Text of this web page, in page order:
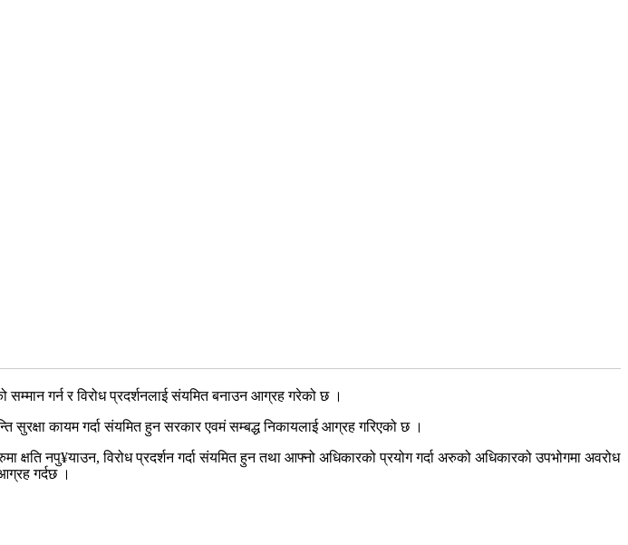
सम्मान गर्न र विरोध प्रदर्शनलाई संयमित बनाउन आग्रह गरेको छ ।
सुरक्षा कायम गर्दा संयमित हुन सरकार एवमं सम्बद्ध निकायलाई आग्रह गरिएको छ ।
क्षति नपु¥याउन, विरोध प्रदर्शन गर्दा संयमित हुन तथा आफ्नो अधिकारको प्रयोग गर्दा अरुको अधिकारको उपभोगमा अवरोध
गर्दछ ।